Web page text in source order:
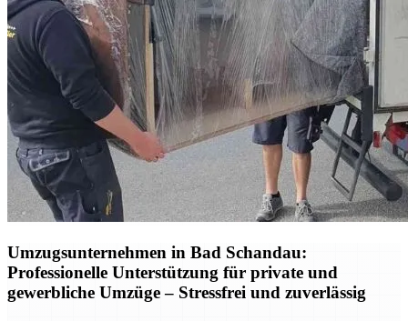
Umzugsunternehmen in Bad Schandau:
Professionelle Unterstützung für private und
gewerbliche Umzüge – Stressfrei und zuverlässig